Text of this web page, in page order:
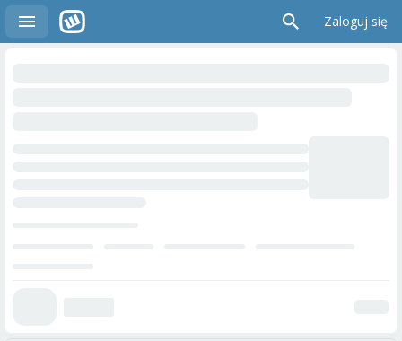
Zaloguj się